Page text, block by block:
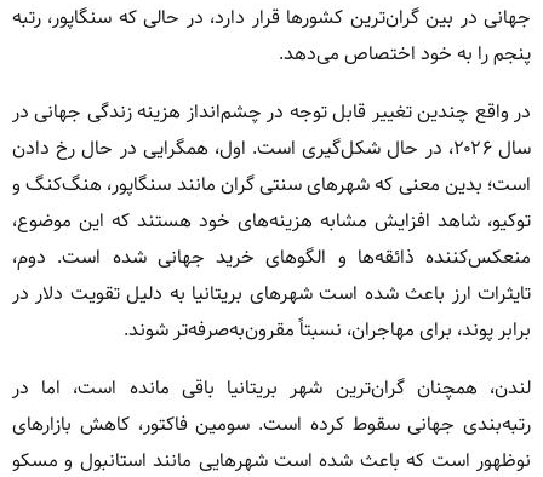
جهانی در بین گران‌ترین کشورها قرار دارد، در حالی که سنگاپور، رتبه
پنجم را به خود اختصاص می‌دهد.
در واقع چندین تغییر قابل توجه در چشم‌انداز هزینه زندگی جهانی در
سال ۲۰۲۶، در حال شکل‌گیری است. اول، همگرایی در حال رخ دادن
است؛ بدین معنی که شهرهای سنتی گران مانند سنگاپور، هنگ‌کنگ و
توکیو، شاهد افزایش مشابه هزینه‌های خود هستند که این موضوع،
منعکس‌کننده ذائقه‌ها و الگوهای خرید جهانی شده است. دوم،
تایثرات ارز باعث شده است شهرهای بریتانیا به دلیل تقویت دلار در
برابر پوند، برای مهاجران، نسبتاً مقرون‌به‌صرفه‌تر شوند.
لندن، همچنان گران‌ترین شهر بریتانیا باقی مانده است، اما در
رتبه‌بندی جهانی سقوط کرده است. سومین فاکتور، کاهش بازارهای
نوظهور است که باعث شده است شهرهایی مانند استانبول و مسکو